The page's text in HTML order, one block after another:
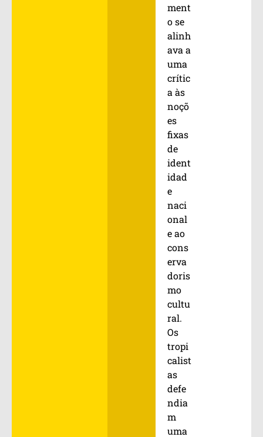
ment
o se
alinh
ava a
uma
crític
a às
noçõ
es
fixas
de
ident
idad
e
naci
onal
e ao
cons
erva
doris
mo
cultu
ral.
Os
tropi
calist
as
defe
ndia
m
uma